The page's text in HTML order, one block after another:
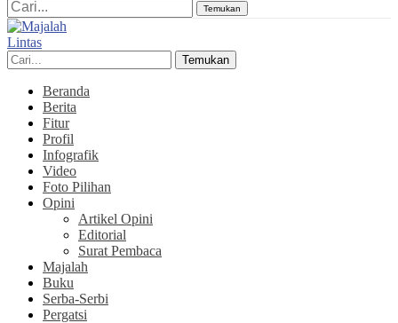
Temukan
Temukan
Beranda
Berita
Fitur
Profil
Infografik
Video
Foto Pilihan
Opini
Artikel Opini
Editorial
Surat Pembaca
Majalah
Buku
Serba-Serbi
Pergatsi